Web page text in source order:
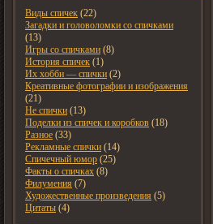
Виды спичек (22)
Загадки и головоломки со спичками
(13)
Игры со спичками (8)
История спичек (1)
Их хобби — спички (2)
Креативные фотографии и изображения
(21)
Не спички (13)
Поделки из спичек и коробков (18)
Разное (33)
Рекламные спички (14)
Спичечный юмор (25)
Факты о спичках (8)
Филумения (7)
Художественные произведения (5)
Цитаты (4)